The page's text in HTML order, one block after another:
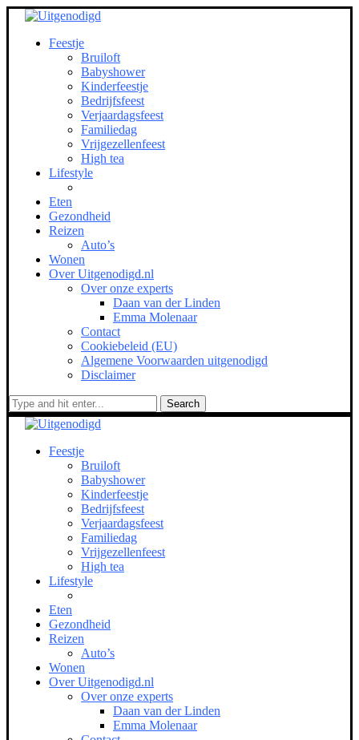
Feestje
Bruiloft
Babyshower
Kinderfeestje
Bedrijfsfeest
Verjaardagsfeest
Familiedag
Vrijgezellenfeest
High tea
Lifestyle
Eten
Gezondheid
Reizen
Auto’s
Wonen
Over Uitgenodigd.nl
Over onze experts
Daan van der Linden
Emma Molenaar
Contact
Cookiebeleid (EU)
Algemene Voorwaarden uitgenodigd
Disclaimer
Search
Feestje
Bruiloft
Babyshower
Kinderfeestje
Bedrijfsfeest
Verjaardagsfeest
Familiedag
Vrijgezellenfeest
High tea
Lifestyle
Eten
Gezondheid
Reizen
Auto’s
Wonen
Over Uitgenodigd.nl
Over onze experts
Daan van der Linden
Emma Molenaar